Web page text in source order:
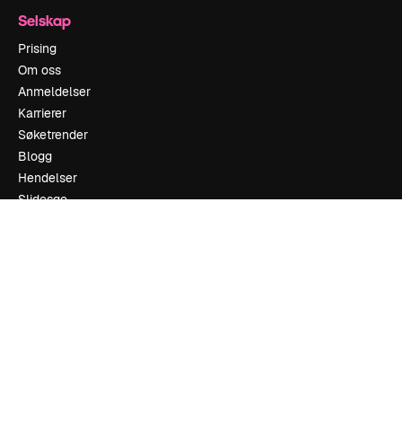
Selskap
Prising
Om oss
Anmeldelser
Karrierer
Søketrender
Blogg
Hendelser
Slidesgo